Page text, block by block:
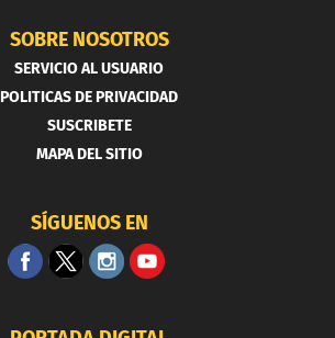
SOBRE NOSOTROS
SERVICIO AL USUARIO
POLITICAS DE PRIVACIDAD
SUSCRIBETE
MAPA DEL SITIO
SÍGUENOS EN